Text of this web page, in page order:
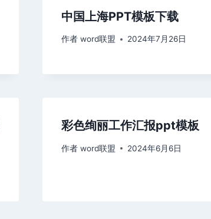
中国上海PPT模板下载
作者 word联盟 2024年7月26日
彩色绚丽工作汇报ppt模板
作者 word联盟 2024年6月6日